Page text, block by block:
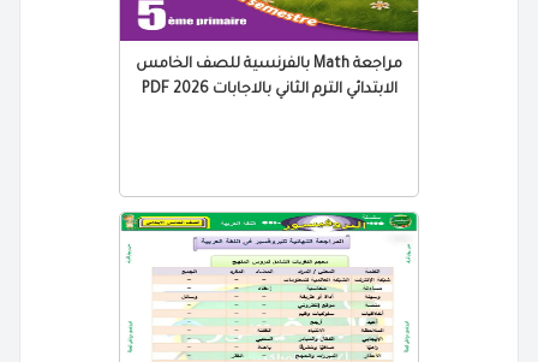
مراجعة Math بالفرنسية للصف الخامس
الابتدائي الترم الثاني بالاجابات 2026 PDF